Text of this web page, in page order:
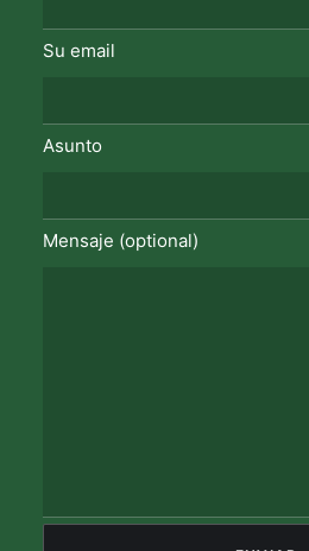
Su email
Asunto
Mensaje (optional)